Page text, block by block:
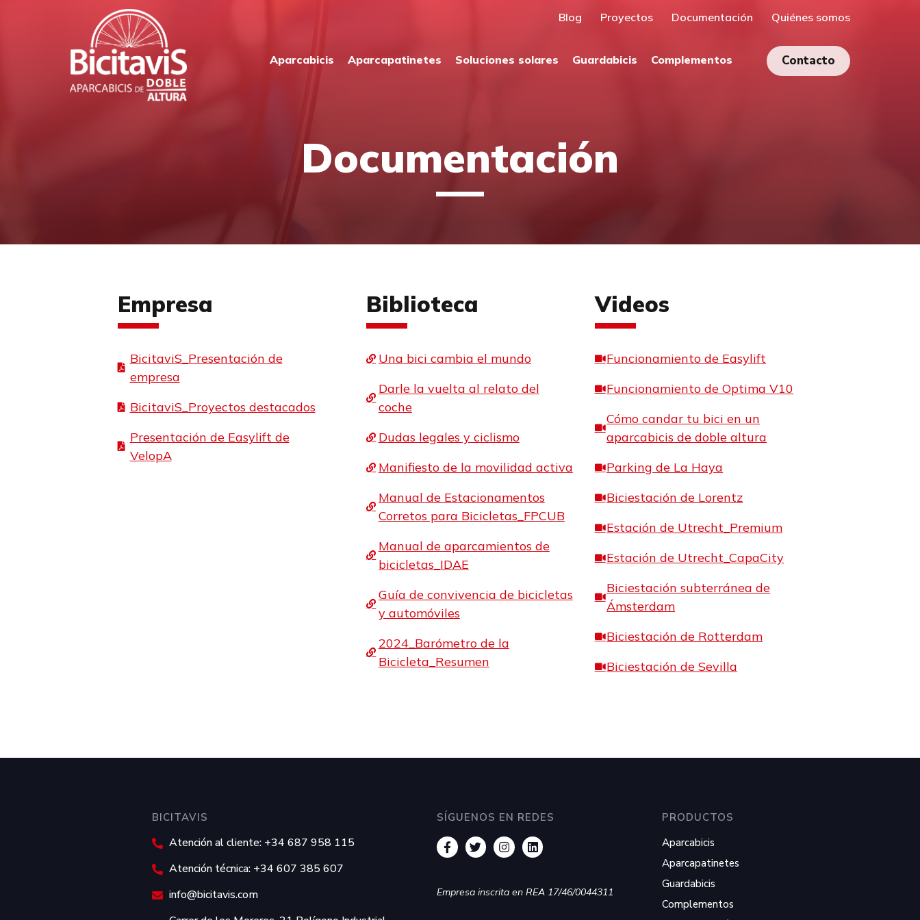
Blog Proyectos Documentación Quiénes somos
Aparcabicis Aparcapatinetes Soluciones solares Guardabicis Complementos Contacto
Documentación
Empresa
BicitaviS_Presentación de
empresa
BicitaviS_Proyectos destacados
Presentación de Easylift de
VelopA
Biblioteca
Una bici cambia el mundo
Darle la vuelta al relato del
coche
Dudas legales y ciclismo
Manifiesto de la movilidad activa
Manual de Estacionamentos
Corretos para Bicicletas_FPCUB
Manual de aparcamientos de
bicicletas_IDAE
Guía de convivencia de bicicletas
y automóviles
2024_Barómetro de la
Bicicleta_Resumen
Videos
Funcionamiento de Easylift
Funcionamiento de Optima V10
Cómo candar tu bici en un
aparcabicis de doble altura
Parking de La Haya
Biciestación de Lorentz
Estación de Utrecht_Premium
Estación de Utrecht_CapaCity
Biciestación subterránea de
Ámsterdam
Biciestación de Rotterdam
Biciestación de Sevilla
BICITAVIS
Atención al cliente: +34 687 958 115
Atención técnica: +34 607 385 607
info@bicitavis.com
SÍGUENOS EN REDES
Empresa inscrita en REA 17/46/0044311
PRODUCTOS
Aparcabicis
Aparcapatinetes
Guardabicis
Complementos